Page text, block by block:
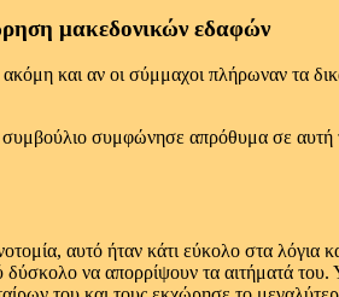
μακεδονικών εδαφών
και αν οι σύμμαχοι πλήρωναν τα
συμβούλιο συμφώνησε απρόθυμα σε αυτή
αυτό ήταν κάτι εύκολο στα λόγια
να απορρίψουν τα αιτήματά του.